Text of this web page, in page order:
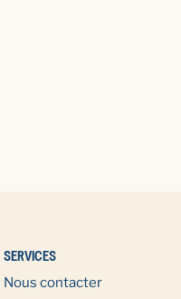
SERVICES
Nous contacter